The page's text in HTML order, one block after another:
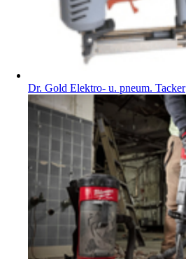
Dr. Gold Elektro- u. pneum. Tacker